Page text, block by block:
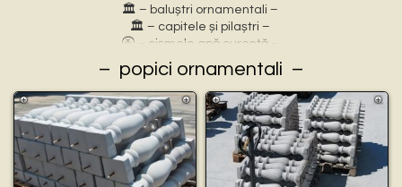
🏛 – baluștri ornamentali –
🏛 – capitele și pilaștri –
🚰 – cișmele apă curentă –
⛲ – fântâni arteziene –
🎀 – idei de cadouri –
🪴 – jardiniere cu personaje –
🌸 – jardiniere pentru flori –
🏗 – socluri și stative –
🦌 – statuete animale sălbatice –
🐕 – statuete animale domestice –
🧘 – statuete buddha –
popici ornamentali